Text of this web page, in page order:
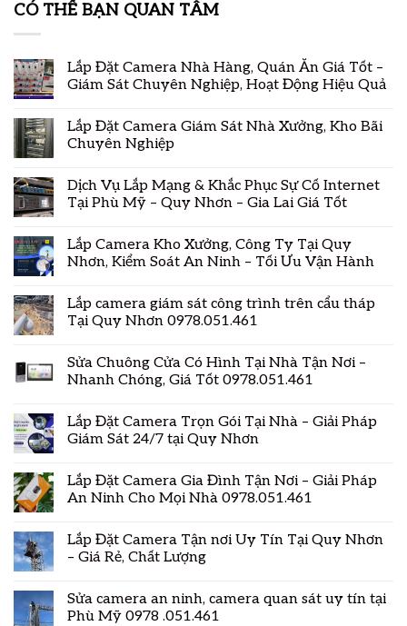
CÓ THỂ BẠN QUAN TÂM
Lắp Đặt Camera Nhà Hàng, Quán Ăn Giá Tốt –
Giám Sát Chuyên Nghiệp, Hoạt Động Hiệu Quả
Lắp Đặt Camera Giám Sát Nhà Xưởng, Kho Bãi
Chuyên Nghiệp
Dịch Vụ Lắp Mạng & Khắc Phục Sự Cố Internet
Tại Phù Mỹ – Quy Nhơn – Gia Lai Giá Tốt
Lắp Camera Kho Xưởng, Công Ty Tại Quy
Nhơn, Kiểm Soát An Ninh – Tối Ưu Vận Hành
Lắp camera giám sát công trình trên cẩu tháp
Tại Quy Nhơn 0978.051.461
Sửa Chuông Cửa Có Hình Tại Nhà Tận Nơi –
Nhanh Chóng, Giá Tốt 0978.051.461
Lắp Đặt Camera Trọn Gói Tại Nhà – Giải Pháp
Giám Sát 24/7 tại Quy Nhơn
Lắp Đặt Camera Gia Đình Tận Nơi – Giải Pháp
An Ninh Cho Mọi Nhà 0978.051.461
Lắp Đặt Camera Tận nơi Uy Tín Tại Quy Nhơn
– Giá Rẻ, Chất Lượng
Sửa camera an ninh, camera quan sát uy tín tại
Phù Mỹ 0978 .051.461